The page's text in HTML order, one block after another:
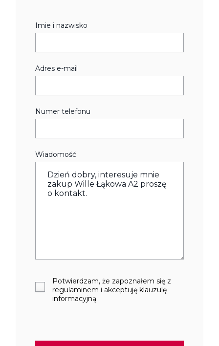
Imie i nazwisko
Adres e-mail
Numer telefonu
Wiadomość
Potwierdzam, że zapoznałem się z
regulaminem i akceptuję klauzulę
informacyjną